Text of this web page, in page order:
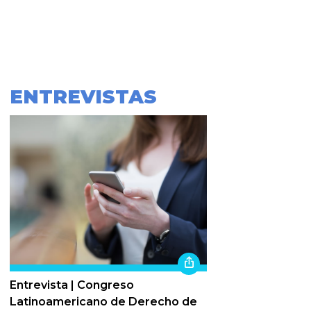
ENTREVISTAS
Entrevista | Congreso
Latinoamericano de Derecho de